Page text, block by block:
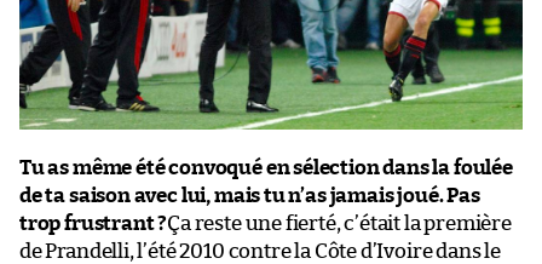
Tu as même été convoqué en sélection dans la foulée
de ta saison avec lui, mais tu n’as jamais joué. Pas
trop frustrant ?Ça reste une fierté, c’était la première
de Prandelli, l’été 2010 contre la Côte d’Ivoire dans le